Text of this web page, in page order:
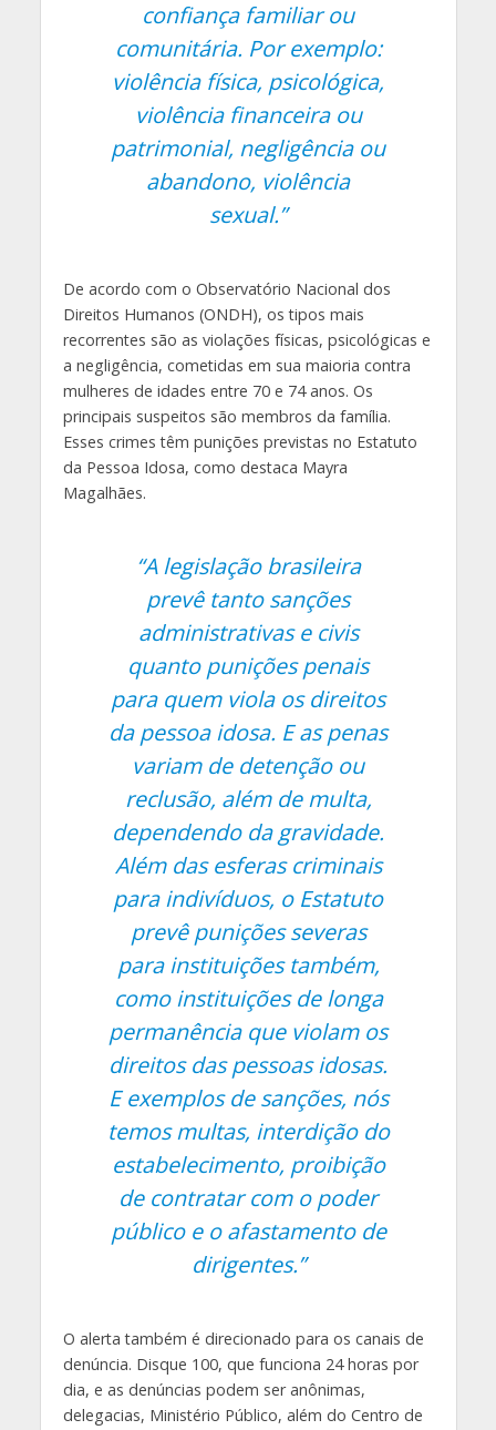
confiança familiar ou
comunitária. Por exemplo:
violência física, psicológica,
violência financeira ou
patrimonial, negligência ou
abandono, violência
sexual.”
De acordo com o Observatório Nacional dos
Direitos Humanos (ONDH), os tipos mais
recorrentes são as violações físicas, psicológicas e
a negligência, cometidas em sua maioria contra
mulheres de idades entre 70 e 74 anos. Os
principais suspeitos são membros da família.
Esses crimes têm punições previstas no Estatuto
da Pessoa Idosa, como destaca Mayra
Magalhães.
“A legislação brasileira
prevê tanto sanções
administrativas e civis
quanto punições penais
para quem viola os direitos
da pessoa idosa. E as penas
variam de detenção ou
reclusão, além de multa,
dependendo da gravidade.
Além das esferas criminais
para indivíduos, o Estatuto
prevê punições severas
para instituições também,
como instituições de longa
permanência que violam os
direitos das pessoas idosas.
E exemplos de sanções, nós
temos multas, interdição do
estabelecimento, proibição
de contratar com o poder
público e o afastamento de
dirigentes.”
O alerta também é direcionado para os canais de
denúncia. Disque 100, que funciona 24 horas por
dia, e as denúncias podem ser anônimas,
delegacias, Ministério Público, além do Centro de